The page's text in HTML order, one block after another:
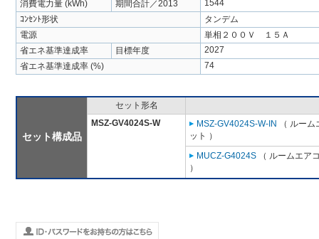
消費電力量 (kWh)
期間合計／2013
1544
ｺﾝｾﾝﾄ形状
タンデム
電源
単相２００Ｖ １５Ａ
省エネ基準達成率
目標年度
2027
省エネ基準達成率 (%)
74
セット構成品
セット形名
MSZ-GV4024S-W
MSZ-GV4024S-W-IN
（ ルー
ット ）
MUCZ-G4024S （ ルームエア
）